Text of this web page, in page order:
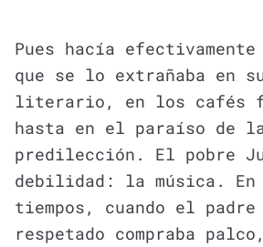
Pues hacía efectivamente
que se lo extrañaba en
literario, en los cafés
hasta en el paraíso de
predilección. El pobre
debilidad: la música. En
tiempos, cuando el
respetado compraba